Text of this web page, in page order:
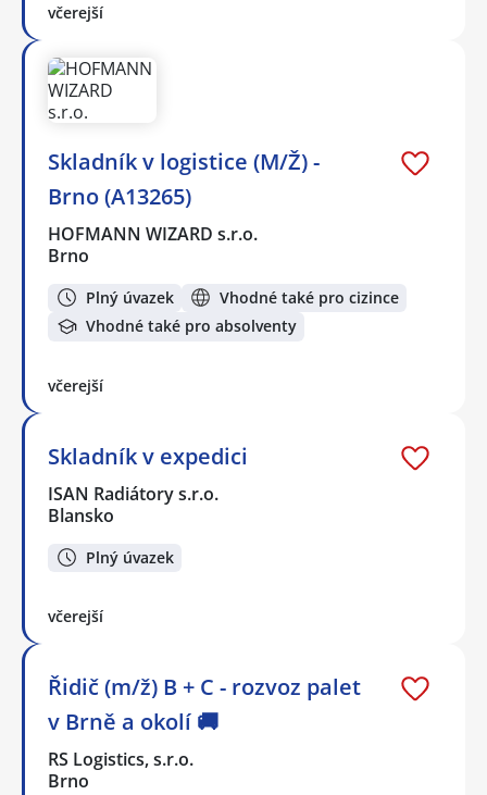
včerejší
Skladník v logistice (M/Ž) -
Brno (A13265)
HOFMANN WIZARD s.r.o.
Brno
Plný úvazek
Vhodné také pro cizince
Vhodné také pro absolventy
včerejší
Skladník v expedici
ISAN Radiátory s.r.o.
Blansko
Plný úvazek
včerejší
Řidič (m/ž) B + C - rozvoz palet
v Brně a okolí 🚚
RS Logistics, s.r.o.
Brno